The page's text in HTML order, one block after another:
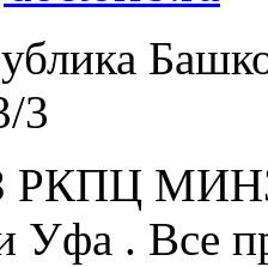
3
РКПЦ
Уфа . Все